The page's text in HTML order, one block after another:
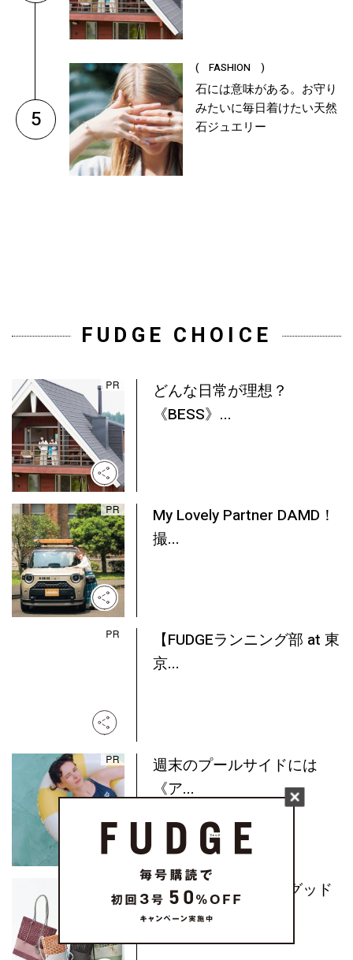
5
( FASHION )
石には意味がある。お守り
みたいに毎日着けたい天然
石ジュエリー
FUDGE CHOICE
どんな日常が理想？
《BESS》...
My Lovely Partner DAMD！
撮...
【FUDGEランニング部 at 東
京...
週末のプールサイドには
《ア...
水洗いもできる！《グッド
グ...